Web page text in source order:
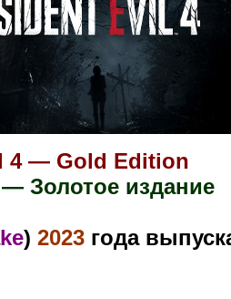
4 — Gold Edition
Золотое издание
) 2023 года